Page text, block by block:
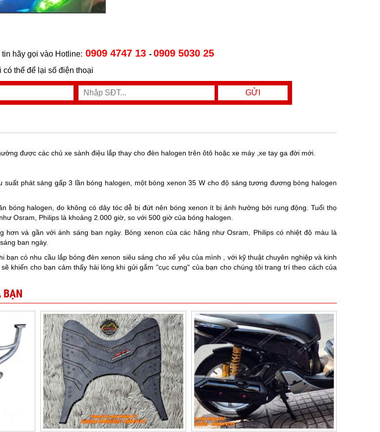
hãy gọi vào Hotline: 0909 4747 13 - 0909 5030 25
thể để lại số điện thoại
được các chủ xe sành điệu lắp thay cho đèn halogen trên ôtô hoặc xe máy ,xe tay ga đời mới.
suất phát sáng gấp 3 lần bóng halogen, một bóng xenon 35 W cho độ sáng tương đương bóng halogen
bóng halogen, do không có dây tóc dễ bị đứt nên bóng xenon ít bị ảnh hưởng bởi rung động. Tuổi thọ
Osram, Philips là khoảng 2.000 giờ, so với 500 giờ của bóng halogen.
hơn và gần với ánh sáng ban ngày. Bóng xenon của các hãng như Osram, Philips có nhiệt độ màu là
ban ngày.
bạn có nhu cầu lắp bóng đèn xenon siêu sáng cho xế yêu của mình , với kỹ thuật chuyên nghiệp và kinh
khiến cho bạn cảm thấy hài lòng khi gửi gắm "cục cưng" của bạn cho chúng tôi trang trí theo cách của
BẠN